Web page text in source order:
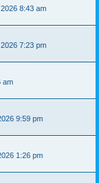
8:43 am
7:23 pm
am
9:59 pm
1:26 pm